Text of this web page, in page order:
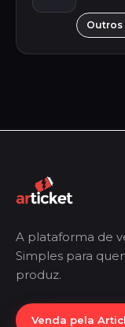
Outros
A plataforma de
Simples para
produz.
Venda pela